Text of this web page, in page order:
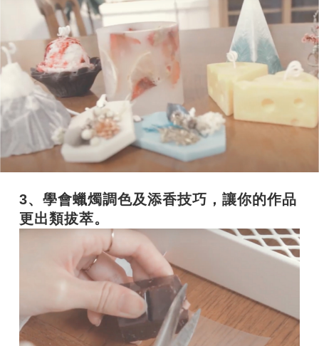
3、學會蠟燭調色及添香技巧，讓你的作品
更出類拔萃。